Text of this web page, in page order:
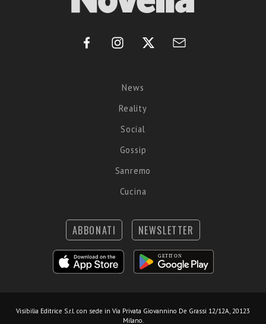
News
Reality
Social
Gossip
Sanremo
Cucina
ABBONATI NEWSLETTER
Visibilia Editrice S.r.l. con sede in Via Privata Giovannino De Grassi 12/12A, 20123
Milano.